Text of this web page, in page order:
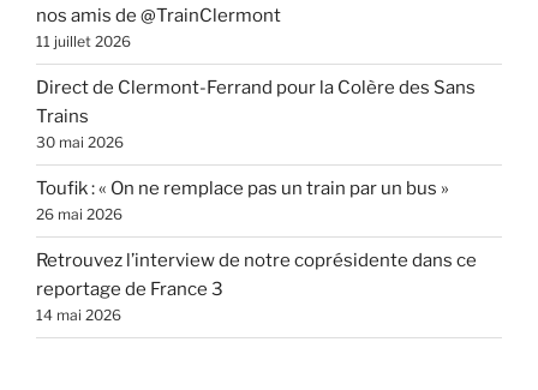
nos amis de @TrainClermont
11 juillet 2026
Direct de Clermont-Ferrand pour la Colère des Sans
Trains
30 mai 2026
Toufik : « On ne remplace pas un train par un bus »
26 mai 2026
Retrouvez l’interview de notre coprésidente dans ce
reportage de France 3
14 mai 2026